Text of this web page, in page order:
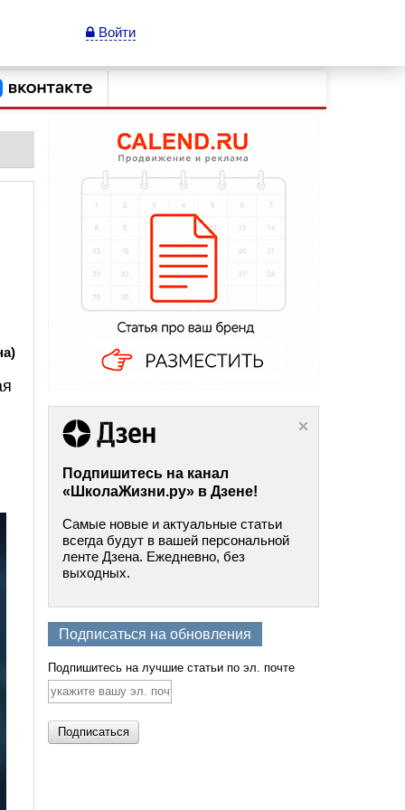
Войти
Подпишитесь на канал
«ШколаЖизни.ру» в Дзене!
Самые новые и актуальные статьи
всегда будут в вашей персональной
ленте Дзена. Ежедневно, без
выходных.
Подписаться на обновления
Подпишитесь на лучшие статьи по эл. почте